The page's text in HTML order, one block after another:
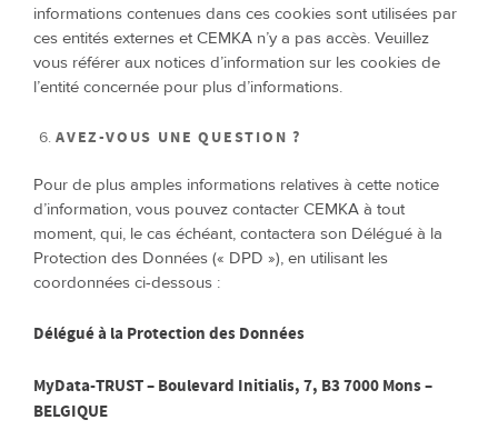
informations contenues dans ces cookies sont utilisées par
ces entités externes et CEMKA n’y a pas accès. Veuillez
vous référer aux notices d’information sur les cookies de
l’entité concernée pour plus d’informations.
AVEZ-VOUS UNE QUESTION ?
Pour de plus amples informations relatives à cette notice
d’information, vous pouvez contacter CEMKA à tout
moment, qui, le cas échéant, contactera son Délégué à la
Protection des Données (« DPD »), en utilisant les
coordonnées ci-dessous :
Délégué à la Protection des Données
MyData-TRUST – Boulevard Initialis, 7, B3 7000 Mons –
BELGIQUE